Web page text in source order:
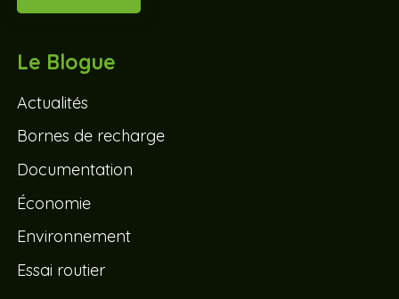
Le Blogue
Actualités
Bornes de recharge
Documentation
Économie
Environnement
Essai routier